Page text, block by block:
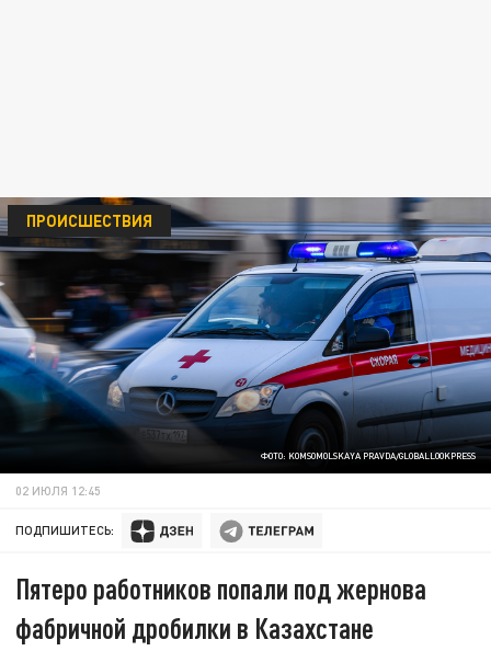
ФОТО: KOMSOMOLSKAYA PRAVDA/GLOBALLOOKPRESS
ПРОИСШЕСТВИЯ
02 ИЮЛЯ 12:45
ПОДПИШИТЕСЬ:
Пятеро работников попали под жернова
фабричной дробилки в Казахстане